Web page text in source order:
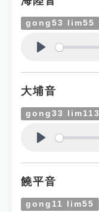
gong53 lim55
大埔音
gong33 lim113
饒平音
gong11 lim55